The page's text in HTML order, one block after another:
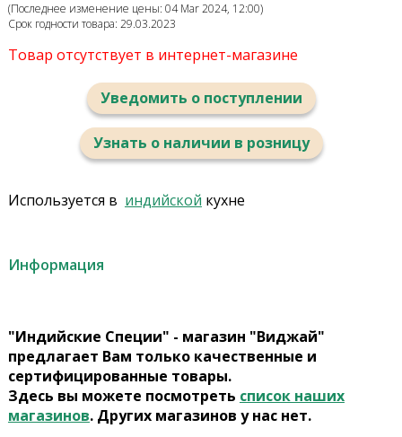
(Последнее изменение цены: 04 Mar 2024, 12:00)
Срок годности товара: 29.03.2023
Товар отсутствует в интернет-магазине
Уведомить о поступлении
Узнать о наличии в розницу
Используется в индийской кухне
Информация
"Индийские Специи" - магазин "Виджай"
предлагает Вам только качественные и
сертифицированные товары.
Здесь вы можете посмотреть список наших
магазинов. Других магазинов у нас нет.